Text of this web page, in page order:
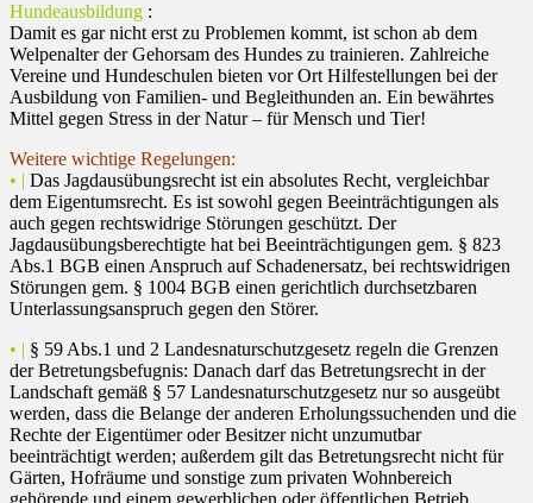
Hundeausbildung :
Damit es gar nicht erst zu Problemen kommt, ist schon ab dem
Welpenalter der Gehorsam des Hundes zu trainieren. Zahlreiche
Vereine und Hundeschulen bieten vor Ort Hilfestellungen bei der
Ausbildung von Familien- und Begleithunden an. Ein bewährtes
Mittel gegen Stress in der Natur – für Mensch und Tier!
Weitere wichtige Regelungen:
• | Das Jagdausübungsrecht ist ein absolutes Recht, vergleichbar
dem Eigentumsrecht. Es ist sowohl gegen Beeinträchtigungen als
auch gegen rechtswidrige Störungen geschützt. Der
Jagdausübungsberechtigte hat bei Beeinträchtigungen gem. § 823
Abs.1 BGB einen Anspruch auf Schadenersatz, bei rechtswidrigen
Störungen gem. § 1004 BGB einen gerichtlich durchsetzbaren
Unterlassungsanspruch gegen den Störer.
• | § 59 Abs.1 und 2 Landesnaturschutzgesetz regeln die Grenzen
der Betretungsbefugnis: Danach darf das Betretungsrecht in der
Landschaft gemäß § 57 Landesnaturschutzgesetz nur so ausgeübt
werden, dass die Belange der anderen Erholungssuchenden und die
Rechte der Eigentümer oder Besitzer nicht unzumutbar
beeinträchtigt werden; außerdem gilt das Betretungsrecht nicht für
Gärten, Hofräume und sonstige zum privaten Wohnbereich